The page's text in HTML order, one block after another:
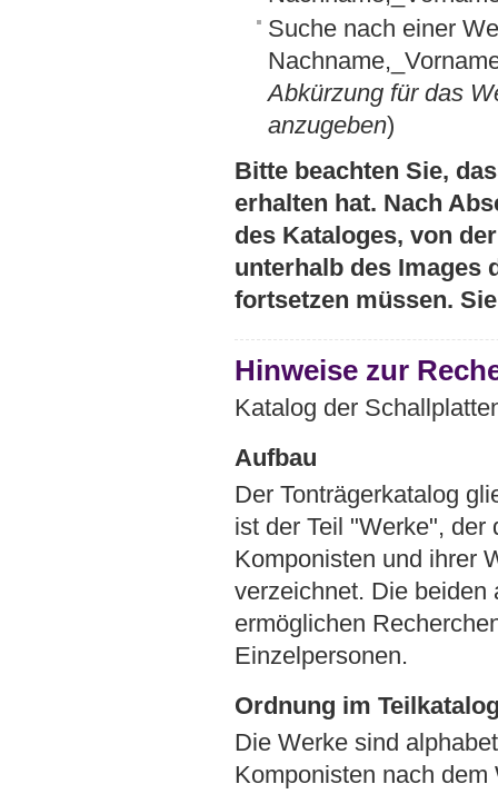
Suche nach einer
Abkürzung für das
anzugeben)
Bitte beachten Sie,
erhalten hat. Nach
des Kataloges, von
unterhalb des Images
fortsetzen müssen.
Hinweise zur
Katalog der
Aufbau
Der Tonträgerkatalog
ist der Teil "Werke", der
Komponisten und ihrer
verzeichnet. Die beiden
ermöglichen
Einzelpersonen.
Ordnung im
Die Werke sind
Komponisten nach dem